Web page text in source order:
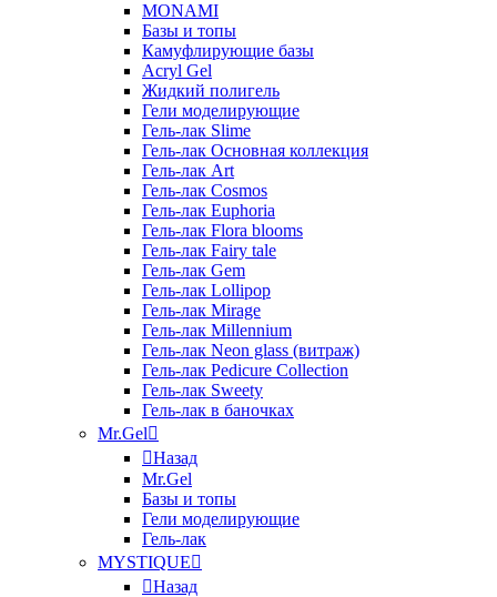
MONAMI
Базы и топы
Камуфлирующие базы
Acryl Gel
Жидкий полигель
Гели моделирующие
Гель-лак Slime
Гель-лак Основная коллекция
Гель-лак Art
Гель-лак Cosmos
Гель-лак Euphoria
Гель-лак Flora blooms
Гель-лак Fairy tale
Гель-лак Gem
Гель-лак Lollipop
Гель-лак Mirage
Гель-лак Millennium
Гель-лак Neon glass (витраж)
Гель-лак Pedicure Collection
Гель-лак Sweety
Гель-лак в баночках
Mr.Gel
Назад
Mr.Gel
Базы и топы
Гели моделирующие
Гель-лак
MYSTIQUE
Назад